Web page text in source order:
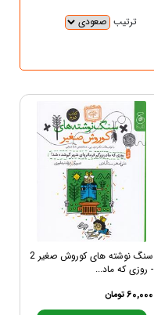
ترتیب
سنگ نوشته های کوروش صغیر 2
- روزی که ماد...
60,000 تومان